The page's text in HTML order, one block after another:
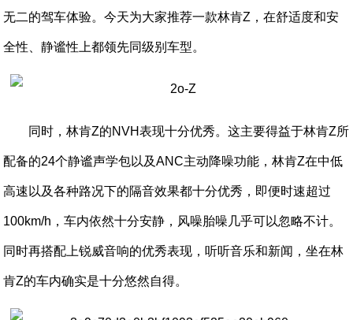
无二的驾车体验。今天为大家推荐一款林肯Z，在舒适度和安
全性、静谧性上都领先同级别车型。
同时，林肯Z的NVH表现十分优秀。这主要得益于林肯Z所
配备的24个静谧声学包以及ANC主动降噪功能，林肯Z在中低
高速以及各种路况下的隔音效果都十分优秀，即便时速超过
100km/h，车内依然十分安静，风噪胎噪几乎可以忽略不计。
同时再搭配上锐威音响的优秀表现，听听音乐和新闻，坐在林
肯Z的车内确实是十分悠然自得。